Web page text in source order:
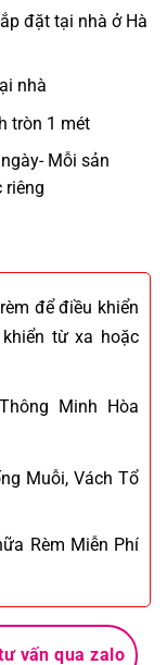
đặt tại nhà ở Hà
nhà
tròn 1 mét
Mỗi sản
riêng
để điều khiển
từ xa hoặc
Minh Hòa
Muỗi, Vách Tổ
Rèm Miễn Phí
vấn qua zalo